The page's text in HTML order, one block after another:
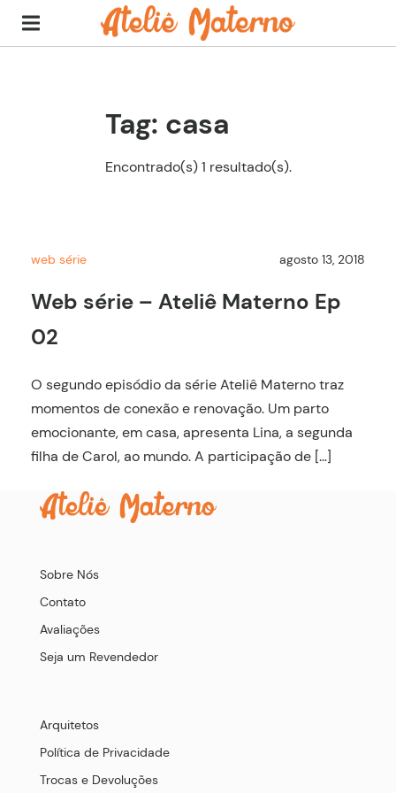
Tag: casa
Encontrado(s) 1 resultado(s).
web série agosto 13, 2018
Web série – Ateliê Materno Ep
02
O segundo episódio da série Ateliê Materno traz
momentos de conexão e renovação. Um parto
emocionante, em casa, apresenta Lina, a segunda
filha de Carol, ao mundo. A participação de […]
Sobre Nós
Contato
Avaliações
Seja um Revendedor
Arquitetos
Política de Privacidade
Trocas e Devoluções